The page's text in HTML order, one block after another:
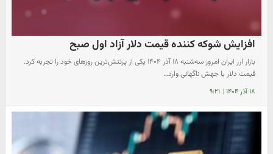
افزایش شوکه کننده قیمت دلار آزاد اول صبح
بازار ارز ایران امروز سه‌شنبه ۱۸ آذر ۱۴۰۴ یکی از پرتنش‌ترین روزهای خود را تجربه کرد.
قیمت دلار با جهش ناگهانی وارد…
۱۸ آذر ۱۴۰۴ | ۹:۲۱